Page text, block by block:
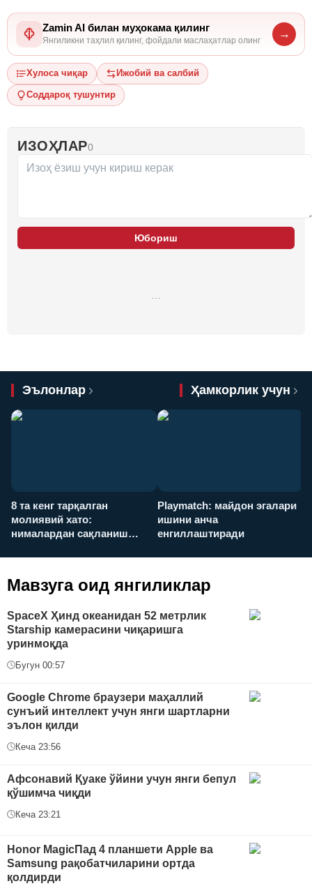
Zamin AI билан муҳокама қилинг
Янгиликни таҳлил қилинг, фойдали маслаҳатлар олинг
→
Хулоса чиқар Ижобий ва салбий
Соддароқ тушунтир
ИЗОҲЛАР0
Юбориш
Эълонлар Ҳамкорлик учун
8 та кенг тарқалган
молиявий хато:
нималардан сақланиш
Playmatch: майдон эгалари
ишини анча
енгиллаштиради
Мавзуга оид янгиликлар
SpaceX Ҳинд океанидан 52 метрлик
Starship камерасини чиқаришга
уринмоқда
Бугун 00:57
Google Chrome браузери маҳаллий
сунъий интеллект учун янги шартларни
эълон қилди
Кеча 23:56
Афсонавий Қуаке ўйини учун янги бепул
қўшимча чиқди
Кеча 23:21
Honor MagicПад 4 планшети Apple ва
Samsung рақобатчиларини ортда
қолдирди